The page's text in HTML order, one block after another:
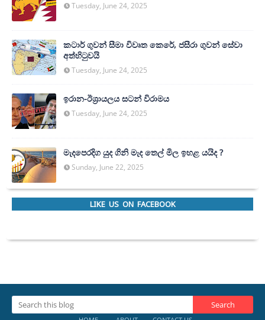
Tuesday, June 24, 2025
කටාර් ගුවන් සීමා විවෘත කෙරේ, ජසීරා ගුවන් සේවා
අත්හි‍ටුවයි
Tuesday, June 24, 2025
ඉරාන-ඊශ්‍රායලය සටන් විරාමය
Tuesday, June 24, 2025
මැදපෙරදිග යුද ගිනි මැද තෙල් මිල ඉහළ යයිද ?
Sunday, June 22, 2025
LIKE US ON FACEBOOK